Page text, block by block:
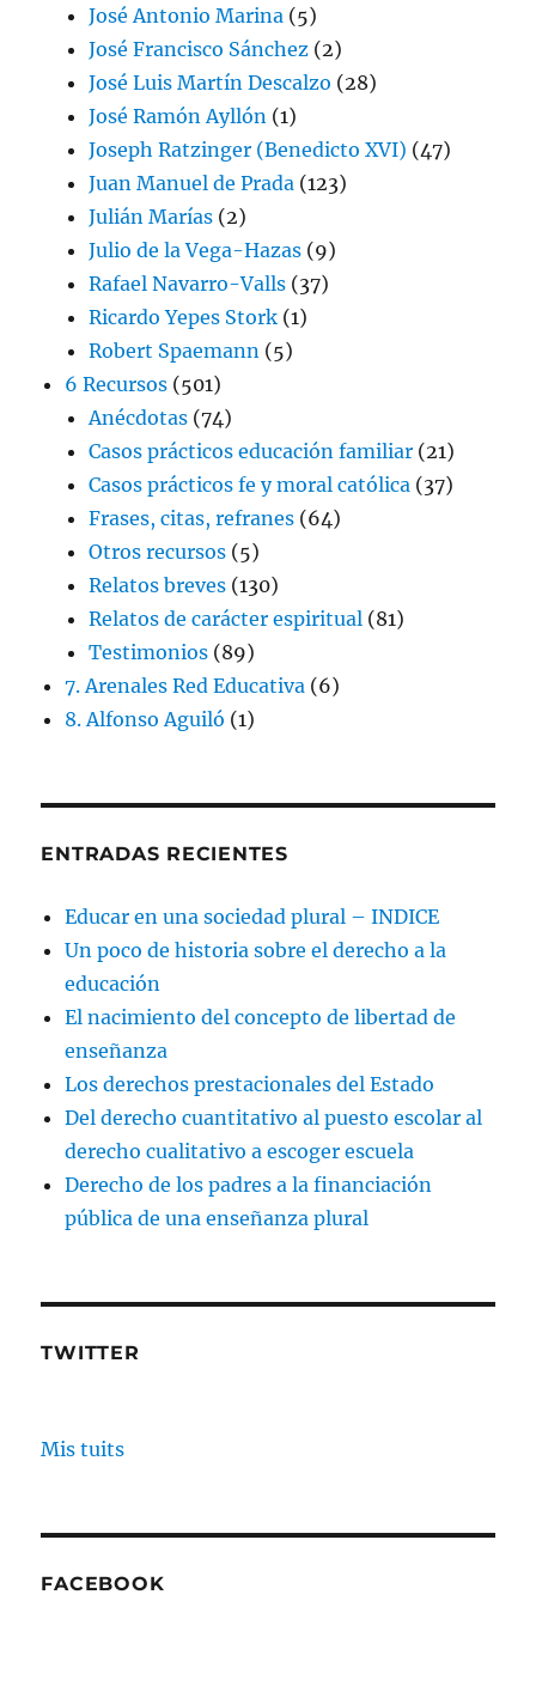
José Antonio Marina (5)
José Francisco Sánchez (2)
José Luis Martín Descalzo (28)
José Ramón Ayllón (1)
Joseph Ratzinger (Benedicto XVI) (47)
Juan Manuel de Prada (123)
Julián Marías (2)
Julio de la Vega-Hazas (9)
Rafael Navarro-Valls (37)
Ricardo Yepes Stork (1)
Robert Spaemann (5)
6 Recursos (501)
Anécdotas (74)
Casos prácticos educación familiar (21)
Casos prácticos fe y moral católica (37)
Frases, citas, refranes (64)
Otros recursos (5)
Relatos breves (130)
Relatos de carácter espiritual (81)
Testimonios (89)
7. Arenales Red Educativa (6)
8. Alfonso Aguiló (1)
ENTRADAS RECIENTES
Educar en una sociedad plural – INDICE
Un poco de historia sobre el derecho a la
educación
El nacimiento del concepto de libertad de
enseñanza
Los derechos prestacionales del Estado
Del derecho cuantitativo al puesto escolar al
derecho cualitativo a escoger escuela
Derecho de los padres a la financiación
pública de una enseñanza plural
TWITTER
Mis tuits
FACEBOOK